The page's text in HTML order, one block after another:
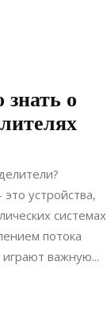
о
устройства,
системах
потока
важную...